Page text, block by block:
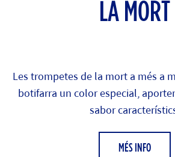
LA MORT
Les trompetes de la mort a més a
botifarra un color especial,
sabor
MÉS INFO